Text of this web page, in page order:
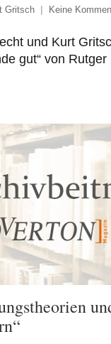
Gritsch Keine
und Kurt
gut“ von